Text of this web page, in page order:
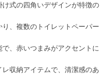
け式の四角いデザインが特徴の
、複数のトイレットペーパー
で、赤いつまみがアクセントに
収納アイテムで、清潔感のあ